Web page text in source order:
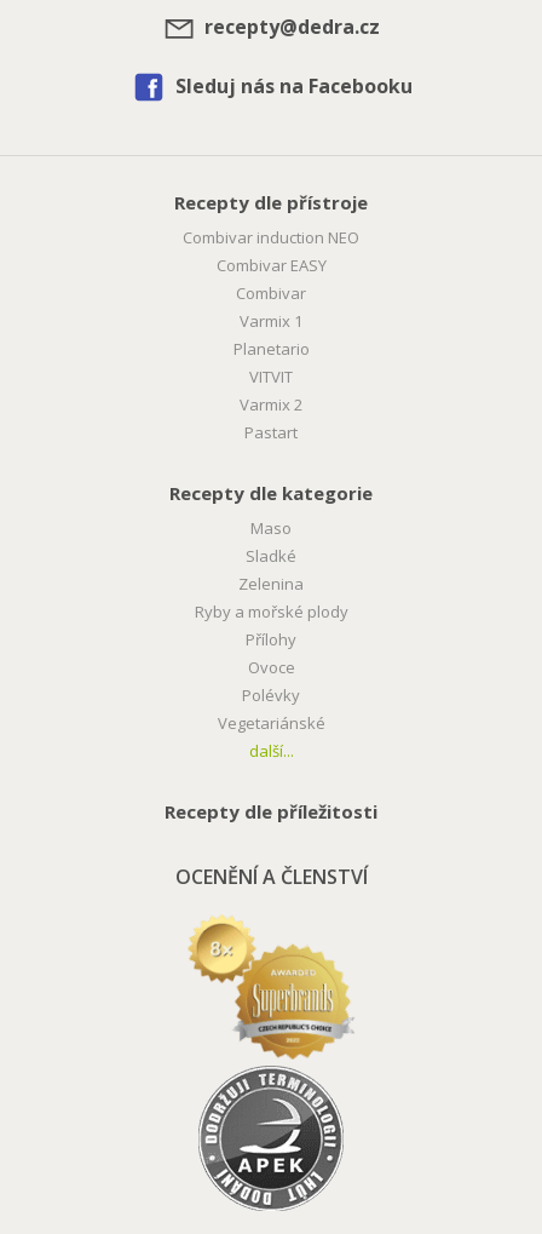
recepty@dedra.cz
Sleduj nás na Facebooku
Recepty dle přístroje
Combivar induction NEO
Combivar EASY
Combivar
Varmix 1
Planetario
VITVIT
Varmix 2
Pastart
Recepty dle kategorie
Maso
Sladké
Zelenina
Ryby a mořské plody
Přílohy
Ovoce
Polévky
Vegetariánské
další...
Recepty dle příležitosti
OCENĚNÍ A ČLENSTVÍ